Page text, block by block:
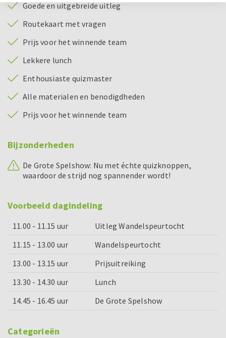
Goede en uitgebreide uitleg
Routekaart met vragen
Prijs voor het winnende team
Lekkere lunch
Enthousiaste quizmaster
Alle materialen en benodigdheden
Prijs voor het winnende team
Bijzonderheden
De Grote Spelshow: Nu met échte quizknoppen,
waardoor de strijd nog spannender wordt!
Voorbeeld dagindeling
11.00 - 11.15 uur
Uitleg Wandelspeurtocht
11.15 - 13.00 uur
Wandelspeurtocht
13.00 - 13.15 uur
Prijsuitreiking
13.30 - 14.30 uur
Lunch
14.45 - 16.45 uur
De Grote Spelshow
Categorieën